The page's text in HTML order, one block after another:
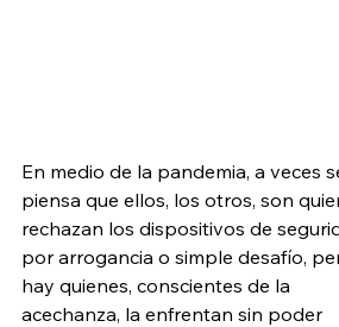
En medio de la pandemia, a veces
piensa que ellos, los otros, son
rechazan los dispositivos de
por arrogancia o simple desafío,
hay quienes, conscientes de la
acechanza, la enfrentan sin poder